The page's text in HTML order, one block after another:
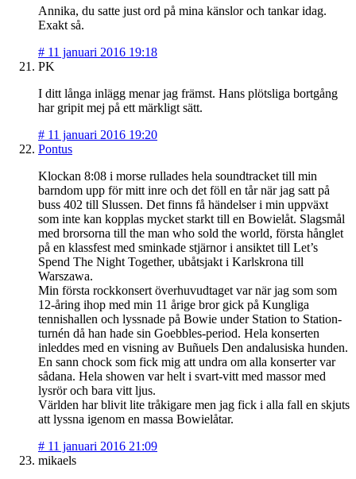
Annika, du satte just ord på mina känslor och tankar idag.
Exakt så.
# 11 januari 2016 19:18
PK
I ditt långa inlägg menar jag främst. Hans plötsliga bortgång
har gripit mej på ett märkligt sätt.
# 11 januari 2016 19:20
Pontus
Klockan 8:08 i morse rullades hela soundtracket till min
barndom upp för mitt inre och det föll en tår när jag satt på
buss 402 till Slussen. Det finns få händelser i min uppväxt
som inte kan kopplas mycket starkt till en Bowielåt. Slagsmål
med brorsorna till the man who sold the world, första hånglet
på en klassfest med sminkade stjärnor i ansiktet till Let’s
Spend The Night Together, ubåtsjakt i Karlskrona till
Warszawa.
Min första rockkonsert överhuvudtaget var när jag som som
12-åring ihop med min 11 årige bror gick på Kungliga
tennishallen och lyssnade på Bowie under Station to Station-
turnén då han hade sin Goebbles-period. Hela konserten
inleddes med en visning av Buñuels Den andalusiska hunden.
En sann chock som fick mig att undra om alla konserter var
sådana. Hela showen var helt i svart-vitt med massor med
lysrör och bara vitt ljus.
Världen har blivit lite tråkigare men jag fick i alla fall en skjuts
att lyssna igenom en massa Bowielåtar.
# 11 januari 2016 21:09
mikaels